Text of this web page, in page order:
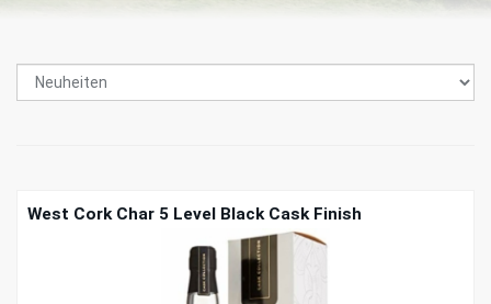
West Cork Char 5 Level Black Cask Finish